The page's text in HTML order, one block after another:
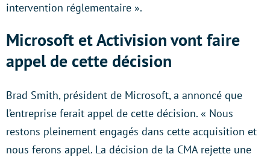
intervention réglementaire ».
Microsoft et Activision vont faire
appel de cette décision
Brad Smith, président de Microsoft, a annoncé que
l’entreprise ferait appel de cette décision. « Nous
restons pleinement engagés dans cette acquisition et
nous ferons appel. La décision de la CMA rejette une